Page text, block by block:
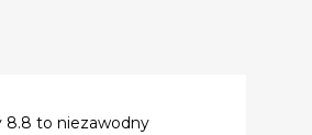
8.8 to niezawodny